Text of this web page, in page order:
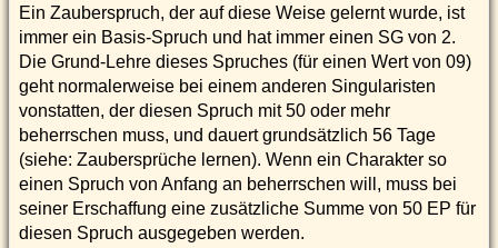
Ein Zauberspruch, der auf diese Weise gelernt wurde, ist
immer ein Basis-Spruch und hat immer einen SG von 2.
Die Grund-Lehre dieses Spruches (für einen Wert von 09)
geht normalerweise bei einem anderen Singularisten
vonstatten, der diesen Spruch mit 50 oder mehr
beherrschen muss, und dauert grundsätzlich 56 Tage
(siehe: Zaubersprüche lernen). Wenn ein Charakter so
einen Spruch von Anfang an beherrschen will, muss bei
seiner Erschaffung eine zusätzliche Summe von 50 EP für
diesen Spruch ausgegeben werden.